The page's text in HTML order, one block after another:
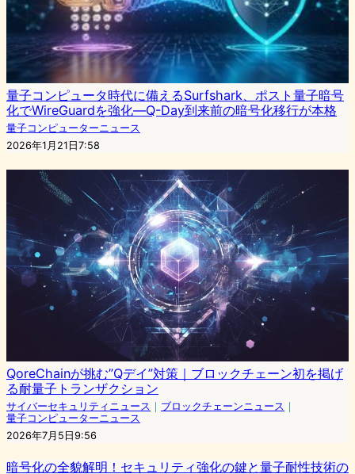
量子コンピュータ時代に備えるSurfshark、ポスト量子暗号
化でWireGuardを強化—Q-Day到来前の暗号化移行が本格
量子コンピューターニュース
2026年1月21日7:58
QoreChainが挑む”Qデイ”対策｜ブロックチェーン初を掲げ
る耐量子トランザクション
サイバーセキュリティニュース ｜ ブロックチェーンニュース ｜
量子コンピューターニュース
2026年7月5日9:56
暗号化の全貌解明！セキュリティ強化の鍵と量子耐性技術の